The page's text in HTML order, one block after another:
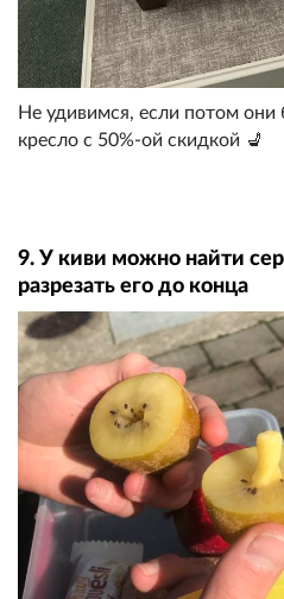
Не удивимся, если потом они
кресло с 50%-ой скидкой 💺
9. У киви можно найти
разрезать его до конца